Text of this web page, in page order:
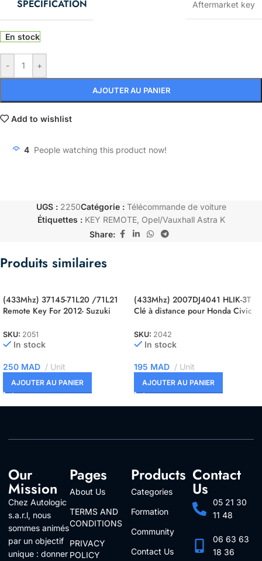
SPECIFICATION Aftermarket key
En stock
- +
AJOUTER AU PANIER
Add to wishlist
4 People watching this product now!
UGS : 2250Catégorie : Télécommande de voiture
Étiquettes : KEY REMOTE, Opel/Vauxhall Astra K
Share:
Produits similaires
(433Mhz) 37145-71L20 /71L21
Remote Key For 2012- Suzuki
SKU: 2051
In stock
250 MAD Unit
AJOUTER AU PANIER
(433Mhz) 2007DJ4041 HLIK-3T
Clé à distance pour Honda Civic
SKU: 2042
In stock
195 MAD Unit
AJOUTER AU PANIER
Our
Mission
Chez Autologic
s.a.r.l, nous
sommes animés
par un objectif
unique : donner
Pages
About Us
TERMS AND
CONDITIONS
PRIVACY
POLICY
Products
Categories
Formation
Community
Contact Us
Contact
Us
05 21 30
11 48
06 63 63
18 36